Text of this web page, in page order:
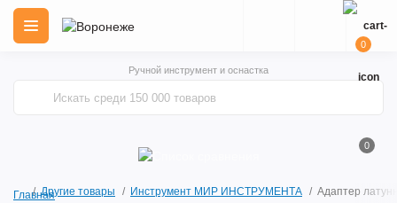
Ручной инструмент и оснастка
0
0
ГлавнаяДругие товары Инструмент МИР ИНСТРУМЕНТА Адаптер